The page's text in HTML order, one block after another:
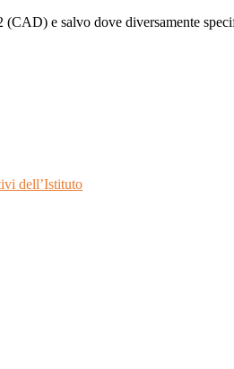
e salvo dove diversamente
dell’Istituto